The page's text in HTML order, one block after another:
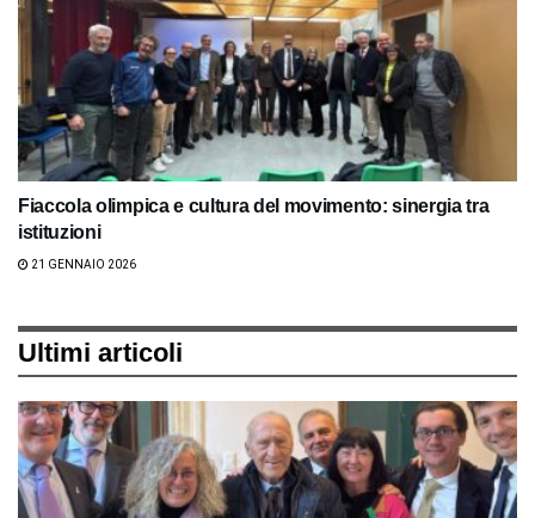
Fiaccola olimpica e cultura del movimento: sinergia tra
istituzioni
21 GENNAIO 2026
Ultimi articoli